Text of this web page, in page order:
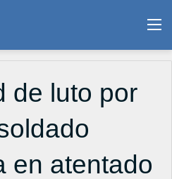
de luto por
en atentado